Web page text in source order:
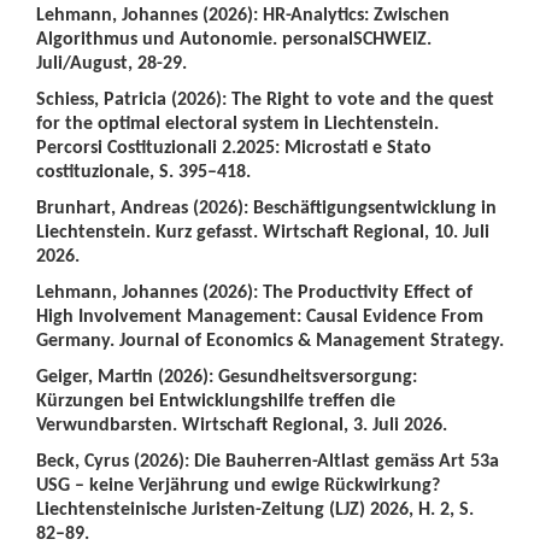
Lehmann, Johannes (2026): HR-Analytics: Zwischen
Algorithmus und Autonomie. personalSCHWEIZ.
Juli/August, 28-29.
Schiess, Patricia (2026): The Right to vote and the quest
for the optimal electoral system in Liechtenstein.
Percorsi Costituzionali 2.2025: Microstati e Stato
costituzionale, S. 395–418.
Brunhart, Andreas (2026): Beschäftigungsentwicklung in
Liechtenstein. Kurz gefasst. Wirtschaft Regional, 10. Juli
2026.
Lehmann, Johannes (2026): The Productivity Effect of
High Involvement Management: Causal Evidence From
Germany. Journal of Economics & Management Strategy.
Geiger, Martin (2026): Gesundheitsversorgung:
Kürzungen bei Entwicklungshilfe treffen die
Verwundbarsten. Wirtschaft Regional, 3. Juli 2026.
Beck, Cyrus (2026): Die Bauherren-Altlast gemäss Art 53a
USG – keine Verjährung und ewige Rückwirkung?
Liechtensteinische Juristen-Zeitung (LJZ) 2026, H. 2, S.
82–89.